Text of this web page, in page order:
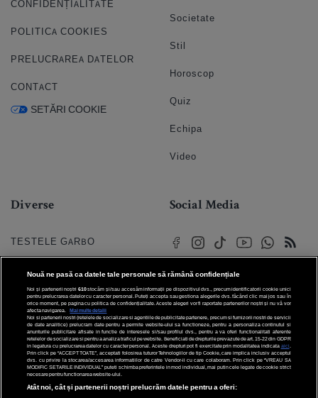
CONFIDENȚIALITATE
POLITICA COOKIES
PRELUCRAREA DATELOR
CONTACT
SETĂRI COOKIE
Societate
Stil
Horoscop
Quiz
Echipa
Video
Diverse
TESTELE GARBO
HOROSCOP
HOROSCOPUL IUBIRII
FORUMURI
TRATAMENTE NATURISTE
DICTIONARE NUME
Social Media
© 2026 Internet Corp SRL
Toate drepturile rezervate
Nouă ne pasă ca datele tale personale să rămână confidențiale
Noi și partenerii noștri 610stocăm și/sau accesăm informații pe dispozitivul dvs., precum identificatorii cookie unici
pentru prelucrarea datelor cu caracter personal. Puteți accepta sau gestiona alegerile dvs. făcând clic mai jos sau în
orice moment, pe pagina cu politica de confidențialitate. Aceste alegeri vor fi raportate partenerilor noștri și nu vă vor
afecta navigarea.
Mai multe detalii
Noi si partenerii nostri (retelele de socializare si agentiile de publicitate partenere, precum si furnizorii nostri de servicii
de date analitice) prelucram date pentru a permite website-ului sa functioneze, pentru a personaliza continutul si
anunturile publicitare afisate in functie de interesele si/sau profilul dvs., pentru a va oferi functionalitati aferente
retelelor de socializare si pentru a analiza traficul pe website. Beneficiati de drepturile prevazute de art. 15-22 din GDPR
in legatura cu prelucrarea datelor cu caracter personal. Aceste drepturi pot fi exercitate prin modalitatea indicata aici
Prin click pe “ACCEPT TOATE”, acceptati folosirea tuturor Tehnologiilor de tip Cookie, care implica inclusiv acceptul
dvs. cu privire la stocarea/accesarea informatiilor de catre Vendor-ii cu care colaboram. Prin click pe “VREAU SA
MODIFIC SETARILE INDIVIDUAL” puteti schimba preferintele in mod individual, mai putin cele legate de cookie strict
necesare pentru functionarea website-ului.
Atât noi, cât și partenerii noștri prelucrăm datele pentru a oferi: